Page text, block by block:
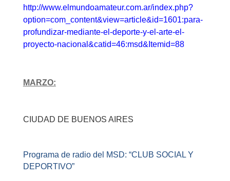
http://www.elmundoamateur.com.ar/index.php?
option=com_content&view=article&id=1601:para-
profundizar-mediante-el-deporte-y-el-arte-el-
proyecto-nacional&catid=46:msd&Itemid=88
MARZO:
CIUDAD DE BUENOS AIRES
Programa de radio del MSD: “CLUB SOCIAL Y
DEPORTIVO”